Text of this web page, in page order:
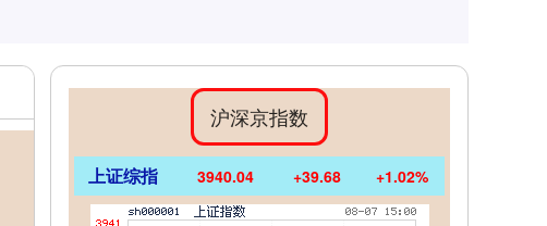
沪深京指数
上证综指 3940.04 +39.68 +1.02%